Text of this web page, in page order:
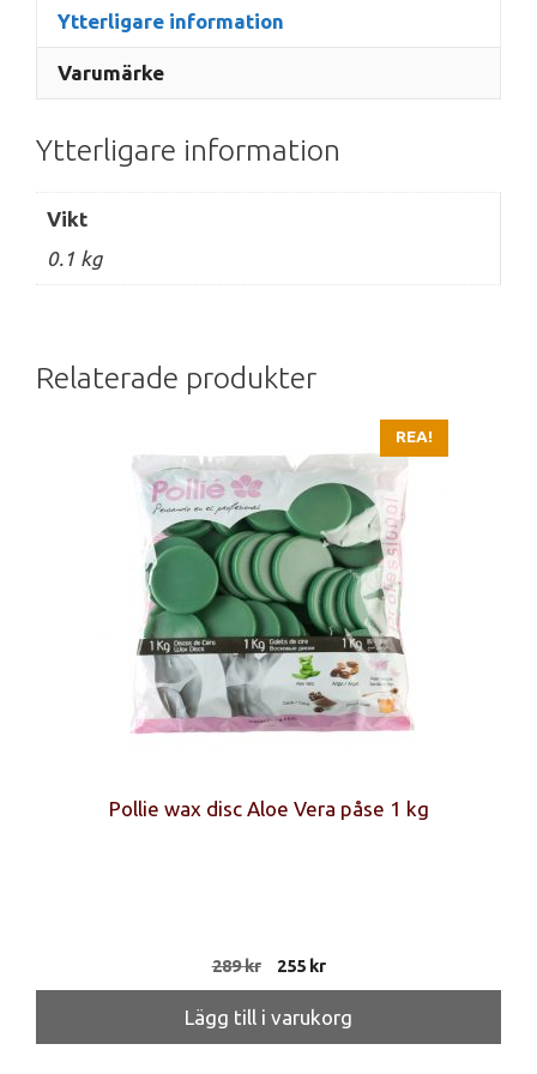
Ytterligare information
Varumärke
Ytterligare information
Vikt
0.1 kg
Relaterade produkter
REA!
Pollie wax disc Aloe Vera påse 1 kg
289kr
Det
ursprungliga
priset
var:
255 krDet
nuvarande
priset
är:
Lägg till i varukorg